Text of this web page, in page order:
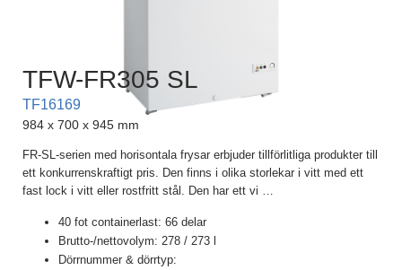
TFW-FR305 SL
TF16169
984 x 700 x 945 mm
FR-SL-serien med horisontala frysar erbjuder tillförlitliga produkter till
ett konkurrenskraftigt pris. Den finns i olika storlekar i vitt med ett
fast lock i vitt eller rostfritt stål. Den har ett vi
40 fot containerlast: 66 delar
Brutto-/nettovolym: 278 / 273 l
Dörrnummer & dörrtyp: